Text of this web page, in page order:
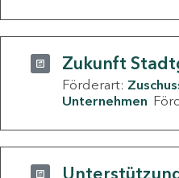
Zukunft
Förderart:
Unternehmen